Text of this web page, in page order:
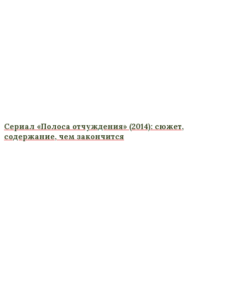
Сериал «Полоса отчуждения» (2014): сюжет,
содержание, чем закончится